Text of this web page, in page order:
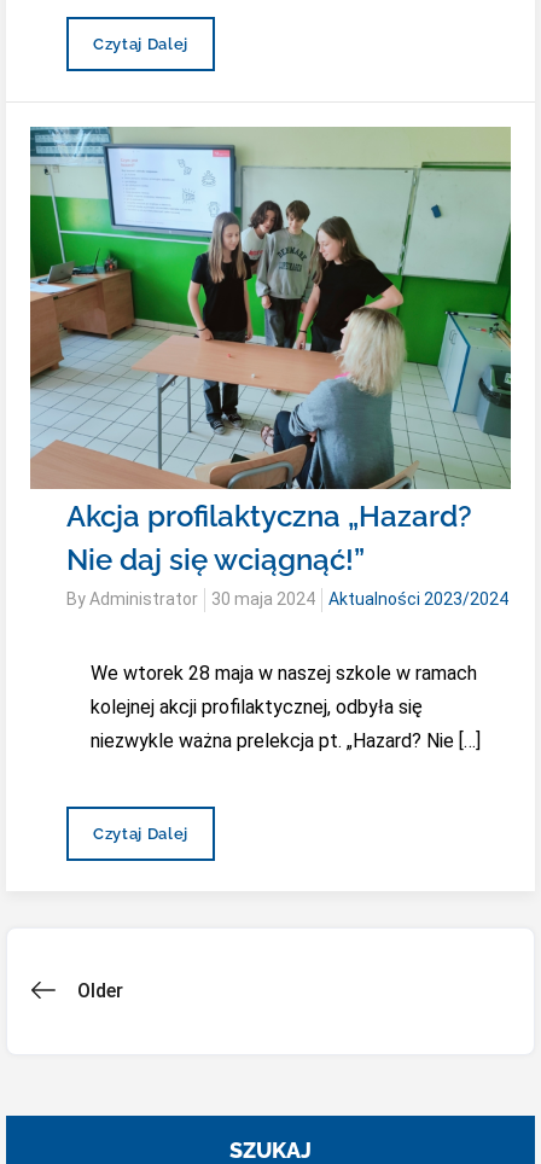
Zapraszamy
Rodzinny
Czytaj Dalej
Akcja profilaktyczna „Hazard?
Nie daj się wciągnąć!”
ByAdministrator
Posted
30 maja 2024 Aktualności 2023/2024
We wtorek 28 maja w naszej szkole w ramach
kolejnej akcji profilaktycznej, odbyła się
niezwykle ważna prelekcja pt. „Hazard? Nie […]
Akcja
Czytaj Dalej
Nawigacja
Older
SZUKAJ